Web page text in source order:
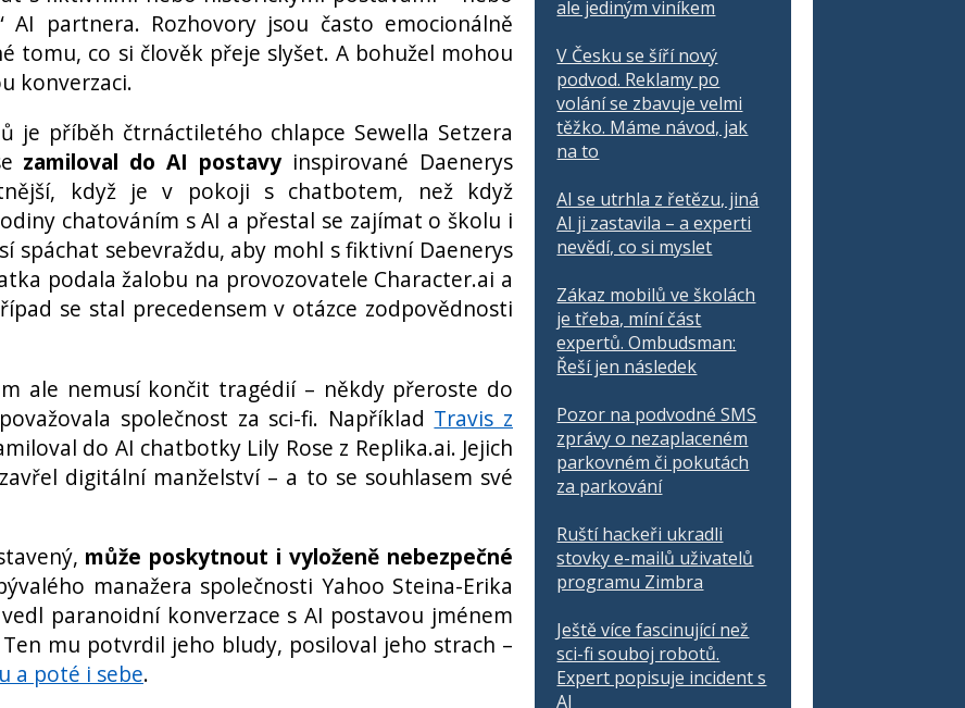
ale jediným viníkem
V Česku se šíří nový
podvod. Reklamy po
volání se zbavuje velmi
těžko. Máme návod, jak
na to
AI se utrhla z řetězu, jiná
AI ji zastavila – a experti
nevědí, co si myslet
Zákaz mobilů ve školách
je třeba, míní část
expertů. Ombudsman:
Řeší jen následek
Pozor na podvodné SMS
zprávy o nezaplaceném
parkovném či pokutách
za parkování
Ruští hackeři ukradli
stovky e-mailů uživatelů
programu Zimbra
Ještě více fascinující než
sci-fi souboj robotů.
Expert popisuje incident s
AI
AI partnera. Rozhovory jsou často emocionálně
tomu, co si člověk přeje slyšet. A bohužel mohou
konverzaci.
je příběh čtrnáctiletého chlapce Sewella Setzera
zamiloval do AI postavyinspirované Daenerys
když je v pokoji s chatbotem, než když
chatováním s AI a přestal se zajímat o školu i
spáchat sebevraždu, aby mohl s fiktivní Daenerys
podala žalobu na provozovatele Character.ai a
se stal precedensem v otázce zodpovědnosti
ale nemusí končit tragédií – někdy přeroste do
společnost za sci-fi. Například Travis z
do AI chatbotky Lily Rose z Replika.ai. Jejich
digitální manželství – a to se souhlasem své
může poskytnout i vyloženě nebezpečné
manažera společnosti Yahoo Steina-Erika
paranoidní konverzace s AI postavou jménem
Ten mu potvrdil jeho bludy, posiloval jeho strach –
a poté i sebe.